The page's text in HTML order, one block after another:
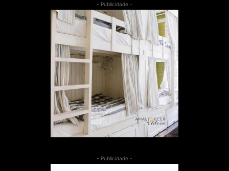
- Publicidade -
- Publicidade -